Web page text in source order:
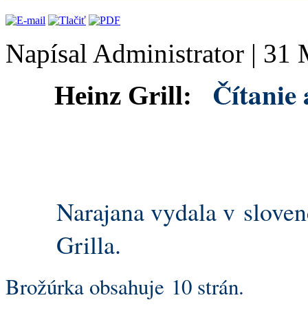
Napísal Administrator | 31
Heinz Grill: Čítanie
Narajana vydala v
Grilla.
Brožúrka obsahuje 10 strán.